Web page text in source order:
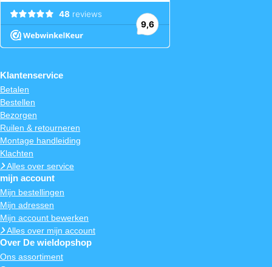
Klantenservice
Betalen
Bestellen
Bezorgen
Ruilen & retourneren
Montage handleiding
Klachten
Alles over service
mijn account
Mijn bestellingen
Mijn adressen
Mijn account bewerken
Alles over mijn account
Over De wieldopshop
Ons assortiment